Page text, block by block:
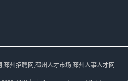
,邳州招聘网,邳州人才市场,邳州人事人才网